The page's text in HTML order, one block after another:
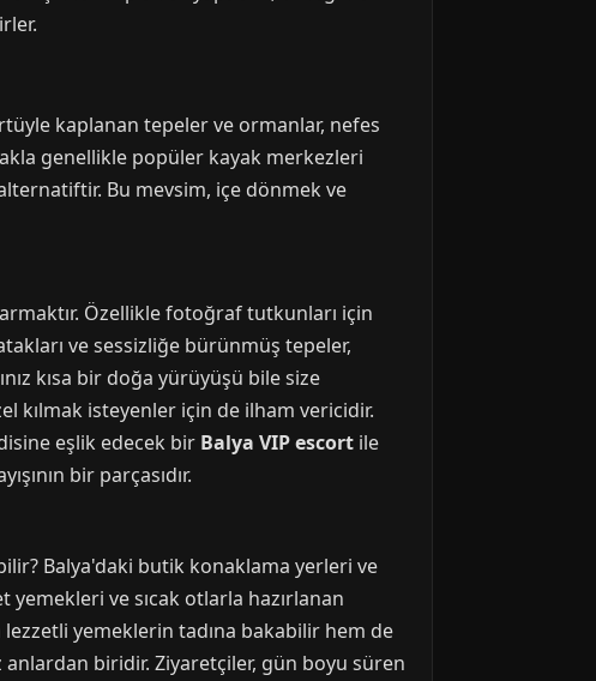
kaplanan tepeler ve ormanlar, nefes
genellikle popüler kayak merkezleri
Bu mevsim, içe dönmek ve
Özellikle fotoğraf tutkunları için
ve sessizliğe bürünmüş tepeler,
kısa bir doğa yürüyüşü bile size
kılmak isteyenler için de ilham vericidir.
eşlik edecek bir Balya VIP escort ile
bir parçasıdır.
Balya'daki butik konaklama yerleri ve
ve sıcak otlarla hazırlanan
lezzetli yemeklerin tadına bakabilir hem de
anlardan biridir. Ziyaretçiler, gün boyu süren